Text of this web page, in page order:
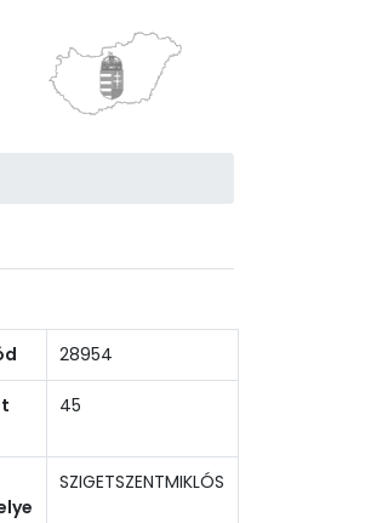
28954
45
SZIGETSZENTMIKLÓS